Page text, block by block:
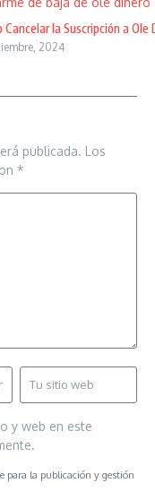
Cancelar la Suscripción a Ole
2024
publicada. Los
*
y web en este
para la publicación y gestión